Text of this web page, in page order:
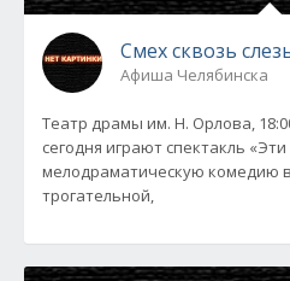
Смех сквозь
Афиша Челябинска
Театр драмы им. Н. Орлова,
сегодня играют спектакль
мелодраматическую комедию
трогательной,